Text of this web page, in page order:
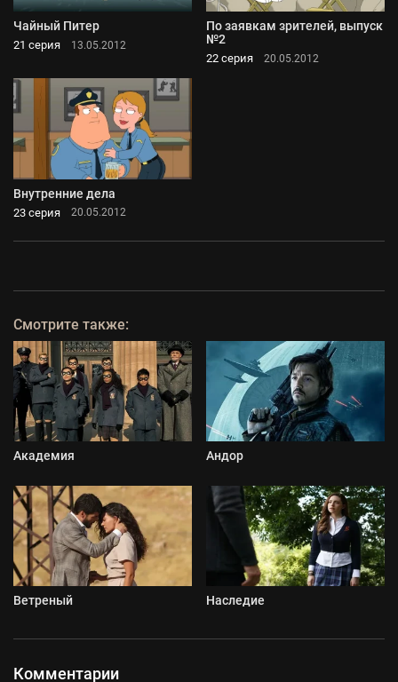
Чайный Питер
21 серия 13.05.2012
По заявкам зрителей, выпуск
№2
22 серия 20.05.2012
Внутренние дела
23 серия 20.05.2012
Смотрите также:
Академия Андор
Ветреный Наследие
Комментарии